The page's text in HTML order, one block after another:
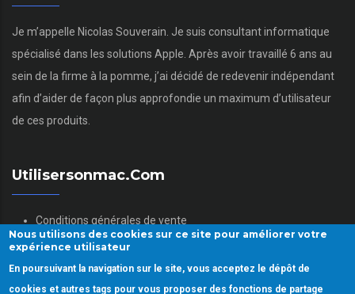
Je m’appelle Nicolas Souverain. Je suis consultant informatique
spécialisé dans les solutions Apple. Après avoir travaillé 6 ans au
sein de la firme à la pomme, j’ai décidé de redevenir indépendant
afin d’aider de façon plus approfondie un maximum d’utilisateur
de ces produits.
Utilisersonmac.com
Conditions générales de vente
Mentions légales
Politique des données personnelles
Gestion des Cookies
Nous utilisons des cookies sur ce site pour améliorer votre
expérience utilisateur
En poursuivant la navigation sur le site, vous acceptez le dépôt de
cookies et autres tags pour vous proposer des fonctions de partage